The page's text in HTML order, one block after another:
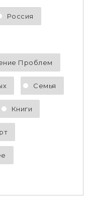
Россия
Проблем
Семья
Книги